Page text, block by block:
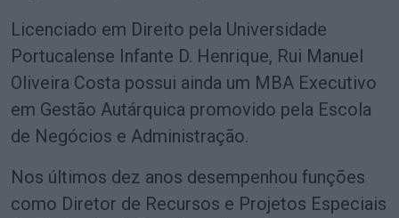
Licenciado em Direito pela Universidade
Portucalense Infante D. Henrique, Rui Manuel
Oliveira Costa possui ainda um MBA Executivo
em Gestão Autárquica promovido pela Escola
de Negócios e Administração.
Nos últimos dez anos desempenhou funções
como Diretor de Recursos e Projetos Especiais